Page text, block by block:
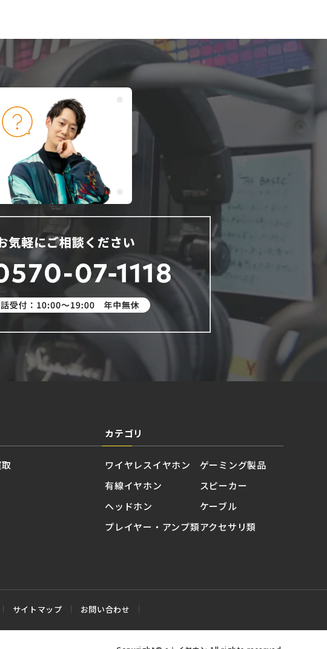
カテゴリ
ワイヤレスイヤホン
有線イヤホン
ヘッドホン
プレイヤー・アンプ類
ゲーミング製品
スピーカー
ケーブル
アクセサリ類
サイトマップ お問い合わせ